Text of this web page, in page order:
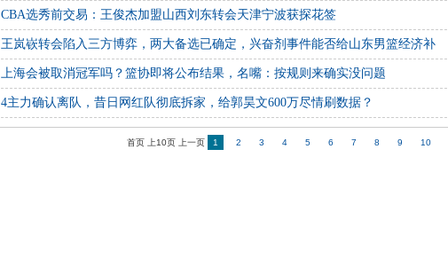
CBA选秀前交易：王俊杰加盟山西刘东转会天津宁波获探花签
王岚嵚转会陷入三方博弈，两大备选已确定，兴奋剂事件能否给山东男篮经济补
上海会被取消冠军吗？篮协即将公布结果，名嘴：按规则来确实没问题
4主力确认离队，昔日网红队彻底拆家，给郭昊文600万尽情刷数据？
首页 上10页 上一页 1 2 3 4 5 6 7 8 9 10